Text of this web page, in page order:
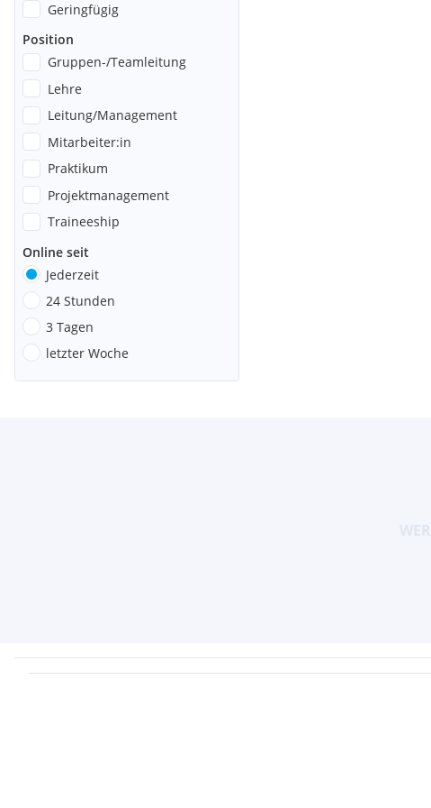
Geringfügig
Position
Gruppen-/Teamleitung
Lehre
Leitung/Management
Mitarbeiter:in
Praktikum
Projektmanagement
Traineeship
Online seit
Jederzeit
24 Stunden
3 Tagen
letzter Woche